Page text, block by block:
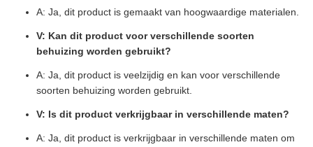
A: Ja, dit product is gemaakt van hoogwaardige materialen.
V: Kan dit product voor verschillende soorten
behuizing worden gebruikt?
A: Ja, dit product is veelzijdig en kan voor verschillende
soorten behuizing worden gebruikt.
V: Is dit product verkrijgbaar in verschillende maten?
A: Ja, dit product is verkrijgbaar in verschillende maten om